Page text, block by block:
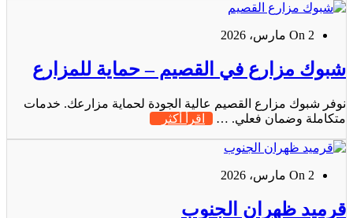
On 2 مارس، 2026
شبوك مزارع في القصيم – حماية للمزارع
نوفر شبوك مزارع القصيم عالية الجودة لحماية مزارعك. خدمات
متكاملة وضمان فعلي. …
اقرأ أكثر
On 2 مارس، 2026
قرميد ظهران الجنوب